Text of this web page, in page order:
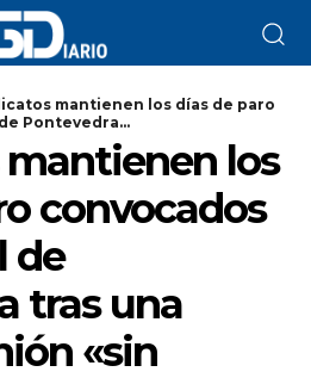
mantienen los días de paro
Pontevedra...
los
convocados
de
tras una
«sin